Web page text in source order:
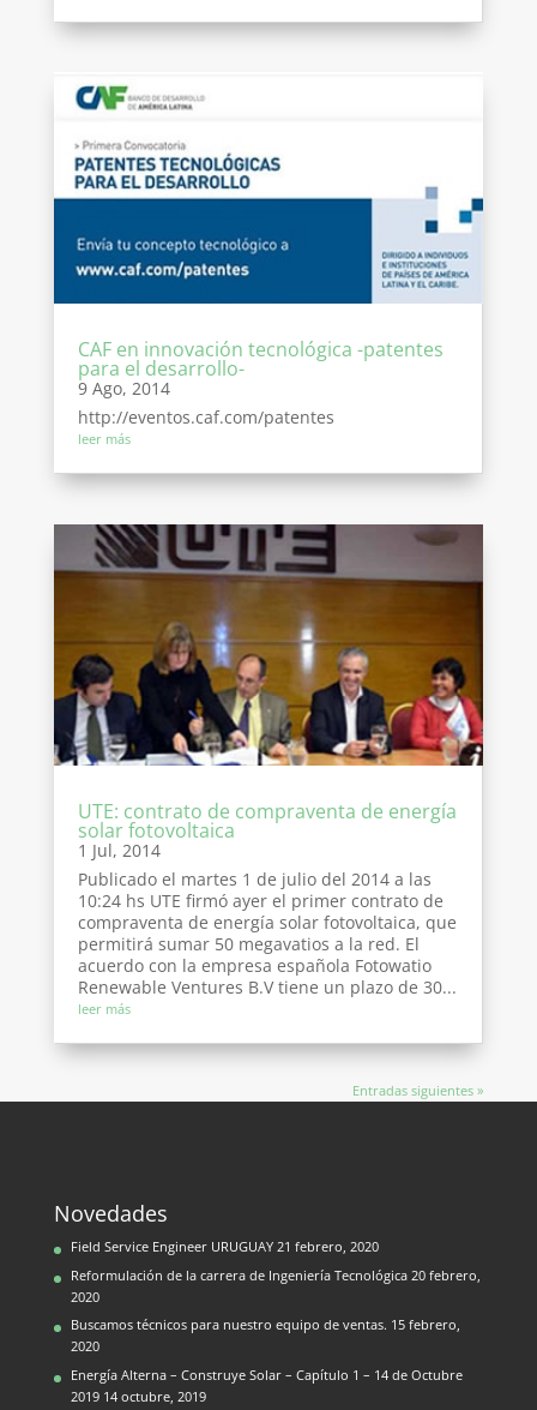
CAF en innovación tecnológica -patentes
para el desarrollo-
9 Ago, 2014
http://eventos.caf.com/patentes
leer más
UTE: contrato de compraventa de energía
solar fotovoltaica
1 Jul, 2014
Publicado el martes 1 de julio del 2014 a las
10:24 hs UTE firmó ayer el primer contrato de
compraventa de energía solar fotovoltaica, que
permitirá sumar 50 megavatios a la red. El
acuerdo con la empresa española Fotowatio
Renewable Ventures B.V tiene un plazo de 30...
leer más
Entradas siguientes »
Novedades
Field Service Engineer URUGUAY 21 febrero, 2020
Reformulación de la carrera de Ingeniería Tecnológica 20 febrero,
2020
Buscamos técnicos para nuestro equipo de ventas. 15 febrero,
2020
Energía Alterna – Construye Solar – Capítulo 1 – 14 de Octubre
2019 14 octubre, 2019